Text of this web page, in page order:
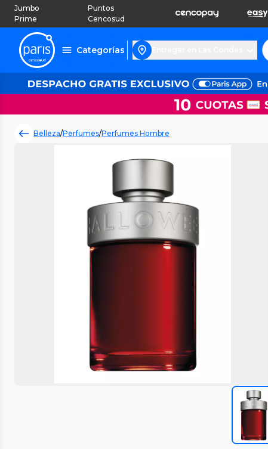
Jumbo
Prime
Puntos
Cencosud
Categorías
Belleza/Perfumes/Perfumes Hombre